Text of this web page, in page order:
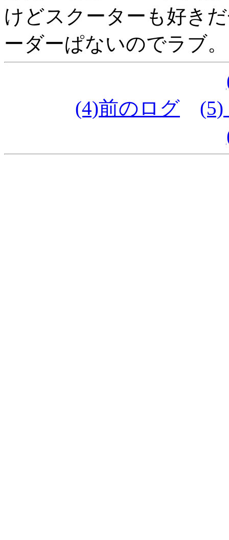
けどスクーターも好き
ーダーぱないのでラブ
(4)前のログ
(5)